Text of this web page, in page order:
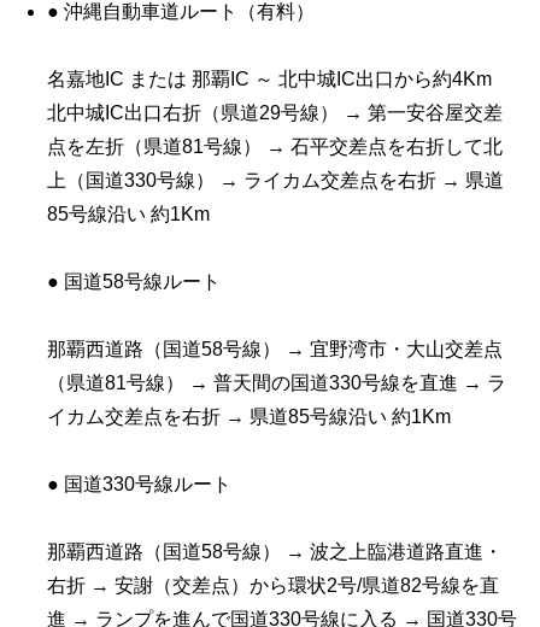
● 沖縄自動車道ルート（有料）
名嘉地IC または 那覇IC ～ 北中城IC出口から約4Km
北中城IC出口右折（県道29号線） → 第一安谷屋交差
点を左折（県道81号線） → 石平交差点を右折して北
上（国道330号線） → ライカム交差点を右折 → 県道
85号線沿い 約1Km
● 国道58号線ルート
那覇西道路（国道58号線） → 宜野湾市・大山交差点
（県道81号線） → 普天間の国道330号線を直進 → ラ
イカム交差点を右折 → 県道85号線沿い 約1Km
● 国道330号線ルート
那覇西道路（国道58号線） → 波之上臨港道路直進・
右折 → 安謝（交差点）から環状2号/県道82号線を直
進 → ランプを進んで国道330号線に入る → 国道330号